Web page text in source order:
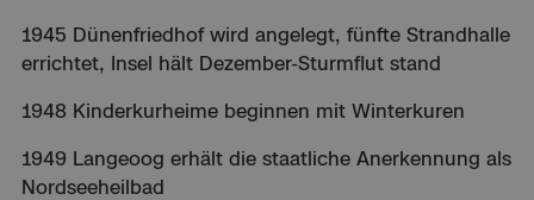
1945 Dünenfriedhof wird angelegt, fünfte Strandhalle
errichtet, Insel hält Dezember-Sturmflut stand
1948 Kinderkurheime beginnen mit Winterkuren
1949 Langeoog erhält die staatliche Anerkennung als
Nordseeheilbad